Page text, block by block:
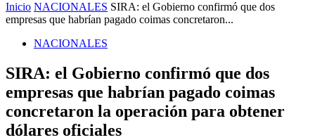
Inicio NACIONALES SIRA: el Gobierno confirmó que dos
empresas que habrían pagado coimas concretaron...
NACIONALES
SIRA: el Gobierno confirmó que dos
empresas que habrían pagado coimas
concretaron la operación para obtener
dólares oficiales